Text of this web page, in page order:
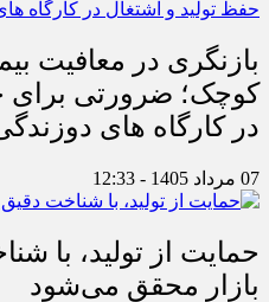
بازنگری در معافیت
کوچک؛ ضرورتی برای
در کارگاه های
07 مرداد 1405 - 12:33
حمایت از تولید، با
بازار محقق می‌شود